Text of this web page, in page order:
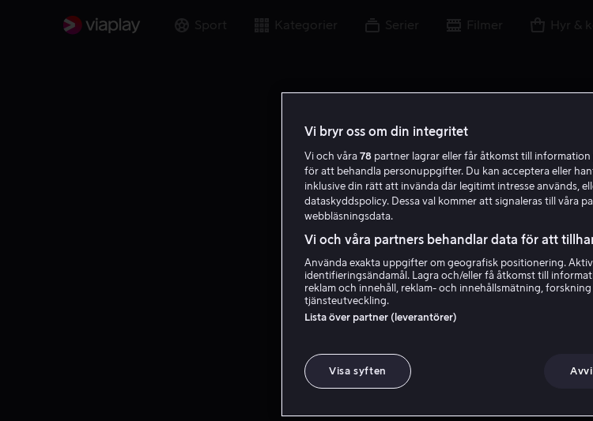
Sport Kategorier Serier Filmer Hyr &
L S E
Luke
Vi bryr oss om din integritet
Vi och våra 78 partner lagrar eller får åtkomst till information
för att behandla personuppgifter. Du kan acceptera eller
inklusive din rätt att invända där legitimt intresse används,
dataskyddspolicy. Dessa val kommer att signaleras till våra
webbläsningsdata.
Vi och våra partners behandlar data för att
Använda exakta uppgifter om geografisk positionering.
identifieringsändamål. Lagra och/eller få åtkomst till
reklam och innehåll, reklam- och innehållsmätning,
tjänsteutveckling.
Lista över partner (leverantörer)
Visa syften